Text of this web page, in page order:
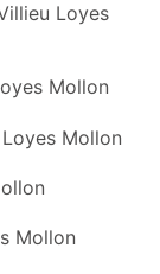
Loyes
Mollon
Mollon
Mollon